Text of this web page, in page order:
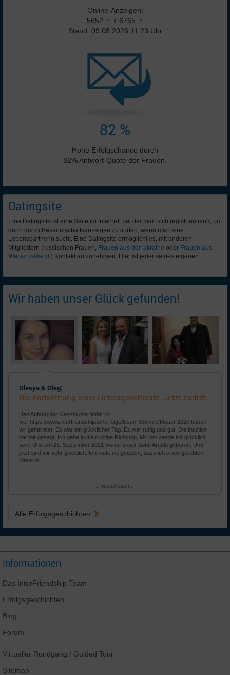
Online-Anzeigen:
5652 ♀ + 6765 ♂
Stand: 09.08.2026 11:23 Uhr
82 %
Hohe Erfolgschance durch
82% Antwort-Quote der Frauen.
Datingsite
Eine Datingsite ist eine Seite im Internet, bei der man sich registrien muß, um
dann durch Bekanntschaftsanzeigen zu surfen, wenn man eine
Lebenspartnerin sucht. Eine Datingsite ermöglicht es, mit anderen
Mitgliedern (russischen Frauen, Frauen aus der Ukraine oder Frauen aus
Weissrussland ) Kontakt aufzunehmen. Hier ist jeder seines eigenen
Wir haben unser Glück gefunden!
Olesya & Oleg:
Die Fortsethung einer Liebesgeschichte. Jetzt zudritt.
Den Anfang der Geschichte findet ihr
hier:https://www.interfriendship.de/erfolge/lesen-955Im Oktober 2020 haben
wir geheiratet. Es war ein glücklicher Tag. Es war ruhig und gut. Die Intuition
hat mir gesagt: Ich gehe in die richtige Richtung. Mit ihm werde ich glücklich
sein. Und am 25. September 2021 wurde unser Sohn Arnold geboren. Und
jetzt sind wir sehr glücklich. Ich hätte nie gedacht, dass ich einen geliebten
Mann hi ...
.. weiterlesen ..
Alle Erfolgsgeschichten
Informationen
Das InterFriendship Team
Erfolgsgeschichten
Blog
Forum
Virtueller Rundgang / Guided Tour
Sitemap